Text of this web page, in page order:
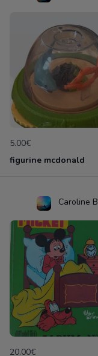
5.00€
figurine mcdonald
Caroline B
20.00€